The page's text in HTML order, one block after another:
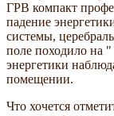
ГРВ компакт
падение
системы,
поле походило на
энергетики
помещении.
Что хочется